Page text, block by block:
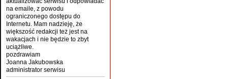
na emaile, z powodu
ograniczonego dostępu do
Internetu. Mam nadzieję, że
większość redakcji też jest na
wakacjach i nie będzie to zbyt
uciążliwe.
pozdrawiam
Joanna Jakubowska
administrator serwisu